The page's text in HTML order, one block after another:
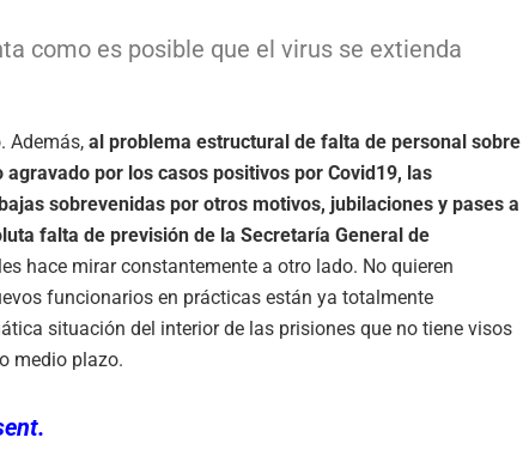
como es posible que el virus se extienda
Además, al problema estructural de falta de personal sobre
agravado por los casos positivos por Covid19, las
sobrevenidas por otros motivos, jubilaciones y pases a
falta de previsión de la Secretaría General de
hace mirar constantemente a otro lado. No quieren
funcionarios en prácticas están ya totalmente
situación del interior de las prisiones que no tiene visos
medio plazo.